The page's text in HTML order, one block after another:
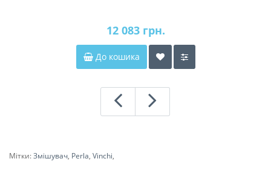
12 083 грн.
До кошика
Мітки:Змішувач, Perla, Vinchi,